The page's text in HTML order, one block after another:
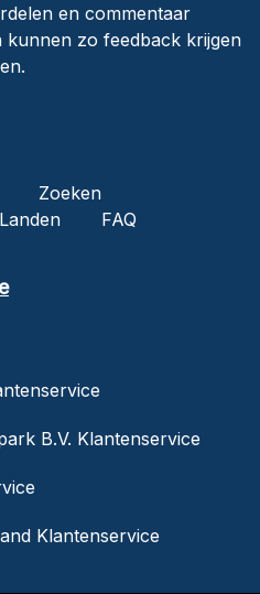
en commentaar
kunnen zo feedback krijgen
Zoeken
Landen FAQ
B.V. Klantenservice
Klantenservice